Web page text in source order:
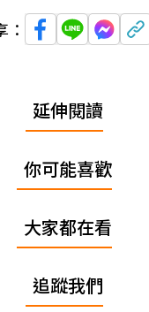
：
延伸閱讀
你可能喜歡
大家都在看
追蹤我們